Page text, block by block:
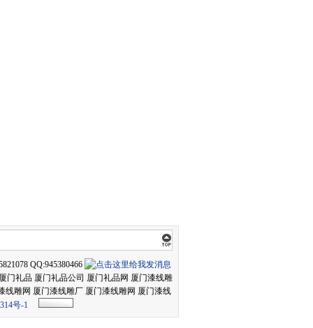
QQ:945380466
门礼品 厦门礼品公司 厦门礼品网 厦门漆线雕
线雕网 厦门漆线雕厂 厦门漆线雕网 厦门漆线
号-1